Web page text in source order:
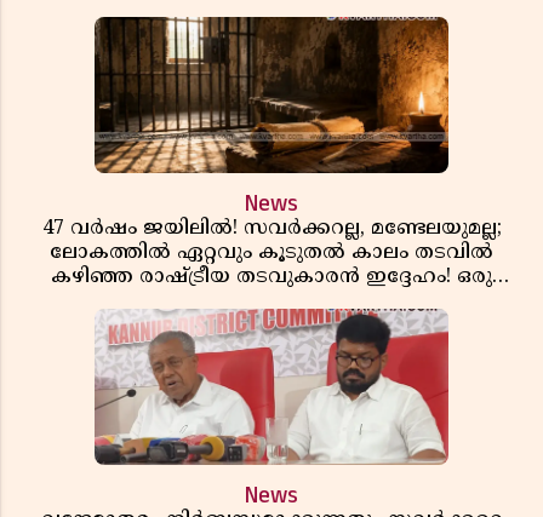
News
47 വർഷം ജയിലിൽ! സവർക്കറല്ല, മണ്ടേലയുമല്ല;
ലോകത്തിൽ ഏറ്റവും കൂടുതൽ കാലം തടവിൽ
കഴിഞ്ഞ രാഷ്ട്രീയ തടവുകാരൻ ഇദ്ദേഹം! ഒരു
News